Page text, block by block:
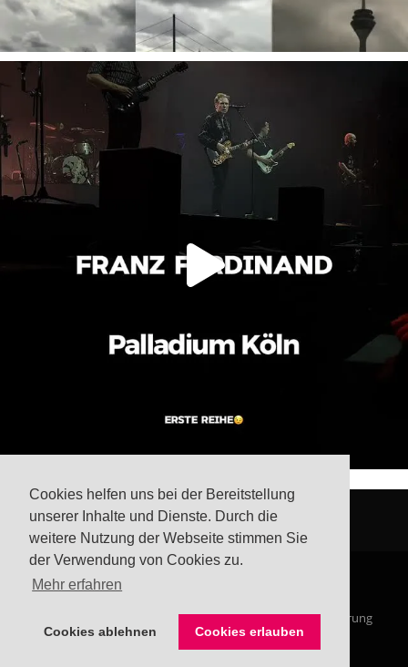
Cookies helfen uns bei der Bereitstellung
unserer Inhalte und Dienste. Durch die
weitere Nutzung der Webseite stimmen Sie
der Verwendung von Cookies zu.
Mehr erfahren
Cookies ablehnen Cookies erlauben
Impressum Datenschutzerklärung